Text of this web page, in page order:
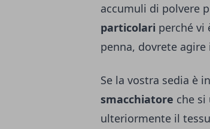
accumuli di polvere
particolari perché vi
penna, dovrete
Se la vostra sedia è in
smacchiatore che si
ulteriormente il